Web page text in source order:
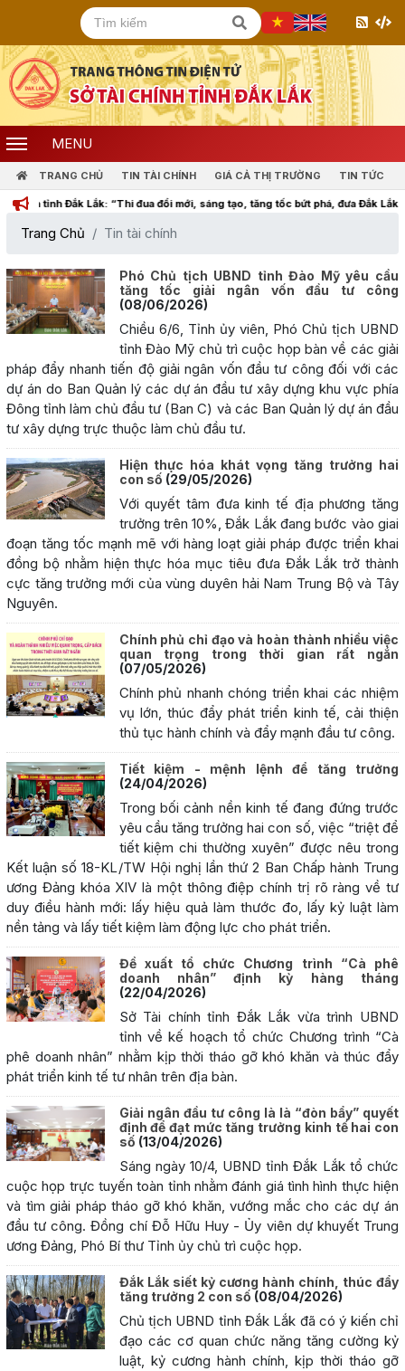
MENU
TRANG CHỦ TIN TÀI CHÍNH GIÁ CẢ THỊ TRƯỜNG TIN TỨC
Đắk Lắk: “Thi đua đổi mới, sáng tạo, tăng tốc bứt phá, đưa Đắk Lắk cùng cả
Trang Chủ Tin tài chính
Phó Chủ tịch UBND tỉnh Đào Mỹ yêu cầu
tăng tốc giải ngân vốn đầu tư công
(08/06/2026)
Chiều 6/6, Tỉnh ủy viên, Phó Chủ tịch UBND
tỉnh Đào Mỹ chủ trì cuộc họp bàn về các giải
pháp đẩy nhanh tiến độ giải ngân vốn đầu tư công đối với các
dự án do Ban Quản lý các dự án đầu tư xây dựng khu vực phía
Đông tỉnh làm chủ đầu tư (Ban C) và các Ban Quản lý dự án đầu
tư xây dựng trực thuộc làm chủ đầu tư.
Hiện thực hóa khát vọng tăng trưởng hai
con số (29/05/2026)
Với quyết tâm đưa kinh tế địa phương tăng
trưởng trên 10%, Đắk Lắk đang bước vào giai
đoạn tăng tốc mạnh mẽ với hàng loạt giải pháp được triển khai
đồng bộ nhằm hiện thực hóa mục tiêu đưa Đắk Lắk trở thành
cực tăng trưởng mới của vùng duyên hải Nam Trung Bộ và Tây
Nguyên.
Chính phủ chỉ đạo và hoàn thành nhiều việc
quan trọng trong thời gian rất ngắn
(07/05/2026)
Chính phủ nhanh chóng triển khai các nhiệm
vụ lớn, thúc đẩy phát triển kinh tế, cải thiện
thủ tục hành chính và đẩy mạnh đầu tư công.
Tiết kiệm - mệnh lệnh để tăng trưởng
(24/04/2026)
Trong bối cảnh nền kinh tế đang đứng trước
yêu cầu tăng trưởng hai con số, việc “triệt để
tiết kiệm chi thường xuyên” được nêu trong
Kết luận số 18-KL/TW Hội nghị lần thứ 2 Ban Chấp hành Trung
ương Đảng khóa XIV là một thông điệp chính trị rõ ràng về tư
duy điều hành mới: lấy hiệu quả làm thước đo, lấy kỷ luật làm
nền tảng và lấy tiết kiệm làm động lực cho phát triển.
Đề xuất tổ chức Chương trình “Cà phê
doanh nhân” định kỳ hàng tháng
(22/04/2026)
Sở Tài chính tỉnh Đắk Lắk vừa trình UBND
tỉnh về kế hoạch tổ chức Chương trình “Cà
phê doanh nhân” nhằm kịp thời tháo gỡ khó khăn và thúc đẩy
phát triển kinh tế tư nhân trên địa bàn.
Giải ngân đầu tư công là là “đòn bẩy” quyết
định để đạt mức tăng trưởng kinh tế hai con
số (13/04/2026)
Sáng ngày 10/4, UBND tỉnh Đắk Lắk tổ chức
cuộc họp trực tuyến toàn tỉnh nhằm đánh giá tình hình thực hiện
và tìm giải pháp tháo gỡ khó khăn, vướng mắc cho các dự án
đầu tư công. Đồng chí Đỗ Hữu Huy - Ủy viên dự khuyết Trung
ương Đảng, Phó Bí thư Tỉnh ủy chủ trì cuộc họp.
Đắk Lắk siết kỷ cương hành chính, thúc đẩy
tăng trưởng 2 con số (08/04/2026)
Chủ tịch UBND tỉnh Đắk Lắk đã có ý kiến chỉ
đạo các cơ quan chức năng tăng cường kỷ
luật, kỷ cương hành chính, kịp thời tháo gỡ